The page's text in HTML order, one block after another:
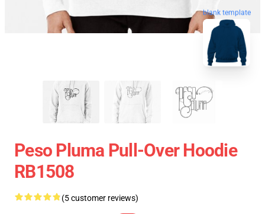
blank template
Peso Pluma Pull-Over Hoodie
RB1508
(5 customer reviews)